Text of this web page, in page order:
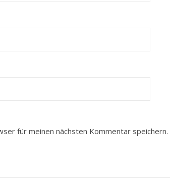
für meinen nächsten Kommentar speichern.